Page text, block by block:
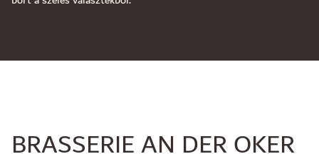
BRASSERIE AN DER OKER